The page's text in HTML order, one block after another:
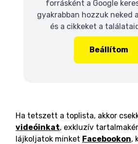
forrásként a Google
gyakrabban hozzuk neked
és a cikkeket a
Beállítom
Ha tetszett a toplista, akkor
videóinkat, exkluzív
lájkoljatok minket Facebookon,